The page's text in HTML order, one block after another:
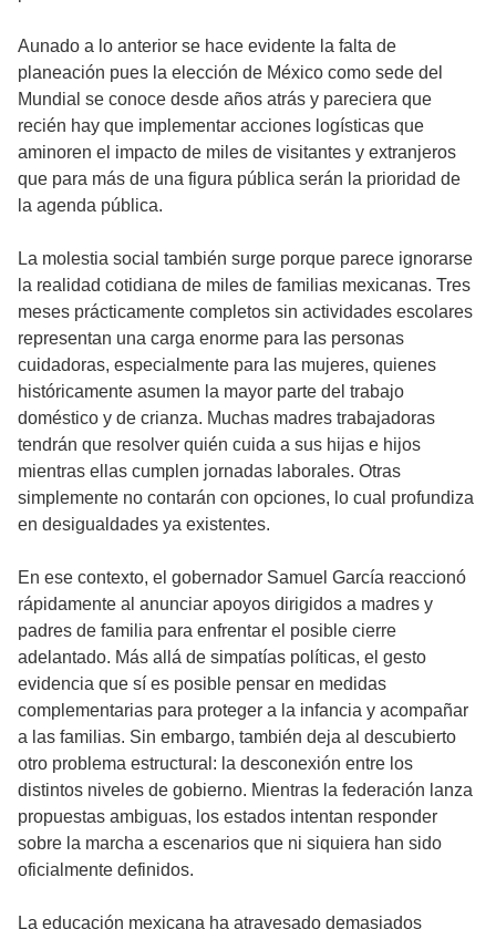
Aunado a lo anterior se hace evidente la falta de
planeación pues la elección de México como sede del
Mundial se conoce desde años atrás y pareciera que
recién hay que implementar acciones logísticas que
aminoren el impacto de miles de visitantes y extranjeros
que para más de una figura pública serán la prioridad de
la agenda pública.
La molestia social también surge porque parece ignorarse
la realidad cotidiana de miles de familias mexicanas. Tres
meses prácticamente completos sin actividades escolares
representan una carga enorme para las personas
cuidadoras, especialmente para las mujeres, quienes
históricamente asumen la mayor parte del trabajo
doméstico y de crianza. Muchas madres trabajadoras
tendrán que resolver quién cuida a sus hijas e hijos
mientras ellas cumplen jornadas laborales. Otras
simplemente no contarán con opciones, lo cual profundiza
en desigualdades ya existentes.
En ese contexto, el gobernador Samuel García reaccionó
rápidamente al anunciar apoyos dirigidos a madres y
padres de familia para enfrentar el posible cierre
adelantado. Más allá de simpatías políticas, el gesto
evidencia que sí es posible pensar en medidas
complementarias para proteger a la infancia y acompañar
a las familias. Sin embargo, también deja al descubierto
otro problema estructural: la desconexión entre los
distintos niveles de gobierno. Mientras la federación lanza
propuestas ambiguas, los estados intentan responder
sobre la marcha a escenarios que ni siquiera han sido
oficialmente definidos.
La educación mexicana ha atravesado demasiados